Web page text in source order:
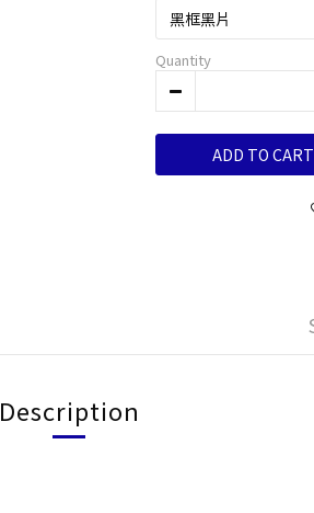
Quantity
ADD TO CART
Description